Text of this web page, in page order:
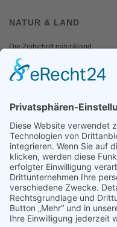
NATUR & LAND
Die Zeitschrift natur&land
Archiv
Mediadaten
Fotos und Logos
Presseaussendungen
Presse
Presseinformationen abonnieren
ÜBER UNS
Naturschutzbund